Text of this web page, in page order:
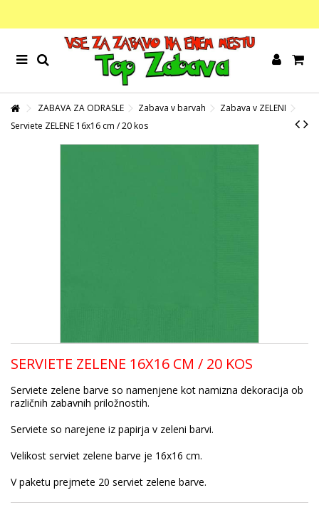
ZABAVA ZA ODRASLE Zabava v barvah
Zabava v ZELENI
Serviete ZELENE 16x16 cm / 20 kos
SERVIETE ZELENE 16X16 CM / 20 KOS
Serviete zelene barve so namenjene kot namizna dekoracija ob
različnih zabavnih priložnostih.
Serviete so narejene iz papirja v zeleni barvi.
Velikost serviet zelene barve je 16x16 cm.
V paketu prejmete 20 serviet zelene barve.